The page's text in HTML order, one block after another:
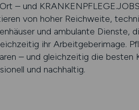
– und
von hoher Reichweite,
und ambulante Dienste,
ihr Arbeitgeberimage.
– und gleichzeitig die besten
und nachhaltig.